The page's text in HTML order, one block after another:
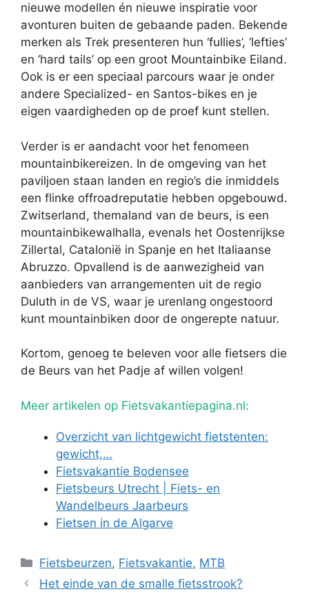
nieuwe modellen én nieuwe inspiratie voor
avonturen buiten de gebaande paden. Bekende
merken als Trek presenteren hun ‘fullies’, ‘lefties’
en ‘hard tails’ op een groot Mountainbike Eiland.
Ook is er een speciaal parcours waar je onder
andere Specialized- en Santos-bikes en je
eigen vaardigheden op de proef kunt stellen.
Verder is er aandacht voor het fenomeen
mountainbikereizen. In de omgeving van het
paviljoen staan landen en regio’s die inmiddels
een flinke offroadreputatie hebben opgebouwd.
Zwitserland, themaland van de beurs, is een
mountainbikewalhalla, evenals het Oostenrijkse
Zillertal, Catalonië in Spanje en het Italiaanse
Abruzzo. Opvallend is de aanwezigheid van
aanbieders van arrangementen uit de regio
Duluth in de VS, waar je urenlang ongestoord
kunt mountainbiken door de ongerepte natuur.
Kortom, genoeg te beleven voor alle fietsers die
de Beurs van het Padje af willen volgen!
Meer artikelen op Fietsvakantiepagina.nl:
Overzicht van lichtgewicht fietstenten:
gewicht,…
Fietsvakantie Bodensee
Fietsbeurs Utrecht | Fiets- en
Wandelbeurs Jaarbeurs
Fietsen in de Algarve
Categorieën
Fietsbeurzen, Fietsvakantie, MTB
Het einde van de smalle fietsstrook?